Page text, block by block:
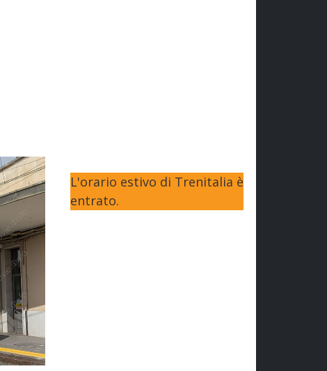
L'orario estivo di Trenitalia è
entrato.